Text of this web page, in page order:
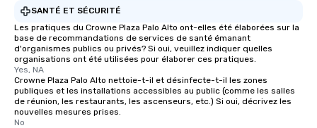
SANTÉ ET SÉCURITÉ
Les pratiques du Crowne Plaza Palo Alto ont-elles été élaborées sur la
base de recommandations de services de santé émanant
d'organismes publics ou privés? Si oui, veuillez indiquer quelles
organisations ont été utilisées pour élaborer ces pratiques.
Yes, NA
Crowne Plaza Palo Alto nettoie-t-il et désinfecte-t-il les zones
publiques et les installations accessibles au public (comme les salles
de réunion, les restaurants, les ascenseurs, etc.) Si oui, décrivez les
nouvelles mesures prises.
No